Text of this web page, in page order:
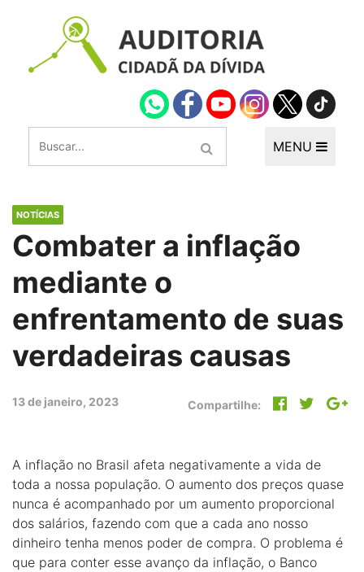
MENU
NOTÍCIAS
Combater a inflação
mediante o
enfrentamento de suas
verdadeiras causas
13 de janeiro, 2023 Compartilhe:
A inflação no Brasil afeta negativamente a vida de
toda a nossa população. O aumento dos preços quase
nunca é acompanhado por um aumento proporcional
dos salários, fazendo com que a cada ano nosso
dinheiro tenha menos poder de compra. O problema é
que para conter esse avanço da inflação, o Banco